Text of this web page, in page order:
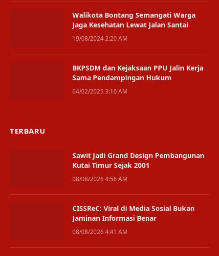
Walikota Bontang Semangati Warga
Jaga Kesehatan Lewat Jalan Santai
19/08/2024 2:20 AM
BKPSDM dan Kejaksaan PPU Jalin Kerja
Sama Pendampingan Hukum
04/02/2025 3:16 AM
TERBARU
Sawit Jadi Grand Design Pembangunan
Kutai Timur Sejak 2001
08/08/2026 4:56 AM
CISSReC: Viral di Media Sosial Bukan
Jaminan Informasi Benar
08/08/2026 4:41 AM